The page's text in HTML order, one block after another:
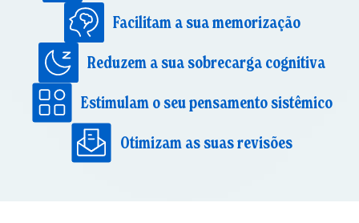
Facilitam a sua memorização
Reduzem a sua sobrecarga cognitiva
Estimulam o seu pensamento sistêmico
Otimizam as suas revisões